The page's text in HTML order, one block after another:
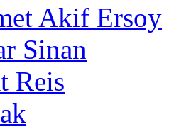
Akif Ersoy
Sinan
Reis